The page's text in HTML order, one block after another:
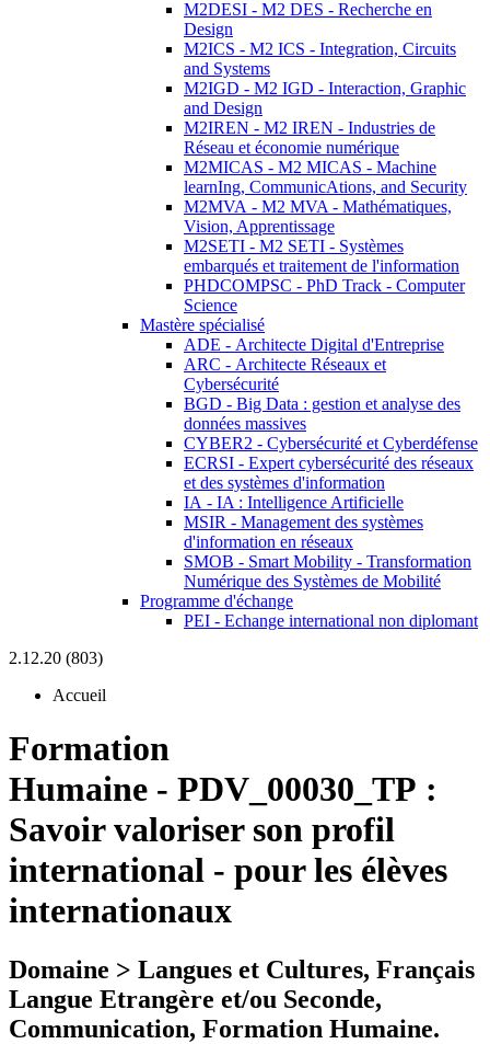
M2DESI - M2 DES - Recherche en
Design
M2ICS - M2 ICS - Integration, Circuits
and Systems
M2IGD - M2 IGD - Interaction, Graphic
and Design
M2IREN - M2 IREN - Industries de
Réseau et économie numérique
M2MICAS - M2 MICAS - Machine
learnIng, CommunicAtions, and Security
M2MVA - M2 MVA - Mathématiques,
Vision, Apprentissage
M2SETI - M2 SETI - Systèmes
embarqués et traitement de l'information
PHDCOMPSC - PhD Track - Computer
Science
Mastère spécialisé
ADE - Architecte Digital d'Entreprise
ARC - Architecte Réseaux et
Cybersécurité
BGD - Big Data : gestion et analyse des
données massives
CYBER2 - Cybersécurité et Cyberdéfense
ECRSI - Expert cybersécurité des réseaux
et des systèmes d'information
IA - IA : Intelligence Artificielle
MSIR - Management des systèmes
d'information en réseaux
SMOB - Smart Mobility - Transformation
Numérique des Systèmes de Mobilité
Programme d'échange
PEI - Echange international non diplomant
2.12.20 (803)
Accueil
Formation
Humaine - PDV_00030_TP :
Savoir valoriser son profil
international - pour les élèves
internationaux
Domaine > Langues et Cultures, Français
Langue Etrangère et/ou Seconde,
Communication, Formation Humaine.